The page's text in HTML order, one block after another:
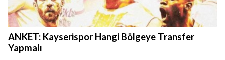
ANKET: Kayserispor Hangi Bölgeye Transfer
Yapmalı